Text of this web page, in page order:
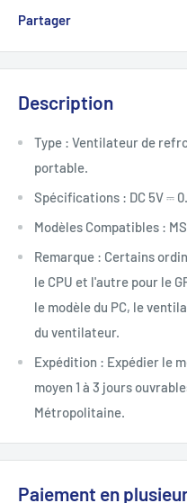
Partager
Description
Type : Ventilateur de
portable.
Spécifications : DC 5V ⎓
Modèles Compatibles :
Remarque : Certains
le CPU et l'autre pour le
le modèle du PC, le
du ventilateur.
Expédition : Expédier le
moyen 1 à 3 jours
Métropolitaine.
Paiement en